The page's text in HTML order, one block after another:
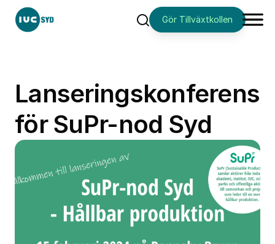
SökGör Tillväxtkollen
Lanseringskonferens
för SuPr-nod Syd